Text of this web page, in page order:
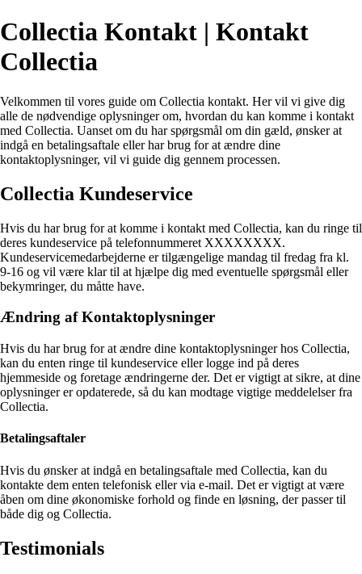
Collectia Kontakt | Kontakt
Collectia
Velkommen til vores guide om Collectia kontakt. Her vil vi give dig
alle de nødvendige oplysninger om, hvordan du kan komme i kontakt
med Collectia. Uanset om du har spørgsmål om din gæld, ønsker at
indgå en betalingsaftale eller har brug for at ændre dine
kontaktoplysninger, vil vi guide dig gennem processen.
Collectia Kundeservice
Hvis du har brug for at komme i kontakt med Collectia, kan du ringe til
deres kundeservice på telefonnummeret XXXXXXXX.
Kundeservicemedarbejderne er tilgængelige mandag til fredag fra kl.
9-16 og vil være klar til at hjælpe dig med eventuelle spørgsmål eller
bekymringer, du måtte have.
Ændring af Kontaktoplysninger
Hvis du har brug for at ændre dine kontaktoplysninger hos Collectia,
kan du enten ringe til kundeservice eller logge ind på deres
hjemmeside og foretage ændringerne der. Det er vigtigt at sikre, at dine
oplysninger er opdaterede, så du kan modtage vigtige meddelelser fra
Collectia.
Betalingsaftaler
Hvis du ønsker at indgå en betalingsaftale med Collectia, kan du
kontakte dem enten telefonisk eller via e-mail. Det er vigtigt at være
åben om dine økonomiske forhold og finde en løsning, der passer til
både dig og Collectia.
Testimonials